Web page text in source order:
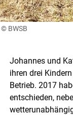
© BWSB
Johannes und
ihren drei
Betrieb. 2017
entschieden,